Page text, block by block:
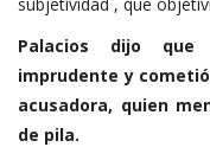
Palacios dijo que
imprudente y
acusadora, quien
de pila.